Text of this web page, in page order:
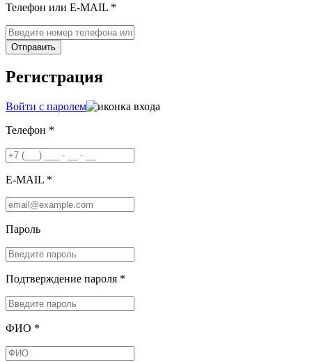
Телефон или E-MAIL *
Отправить
Регистрация
Войти с паролем
Телефон *
E-MAIL *
Пароль
Подтверждение пароля *
ФИО *